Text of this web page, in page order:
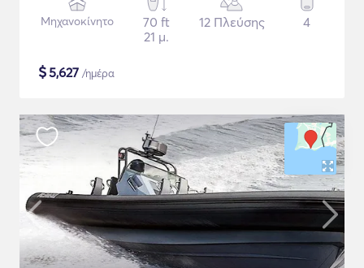
Μηχανοκίνητο
70 ft
21 μ.
12 Πλεύσης 4
$5,627 /ημέρα